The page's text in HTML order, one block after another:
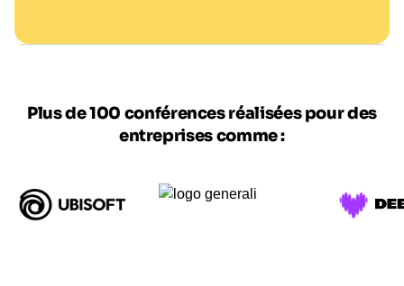
Plus de 100 conférences réalisées pour des
entreprises comme :